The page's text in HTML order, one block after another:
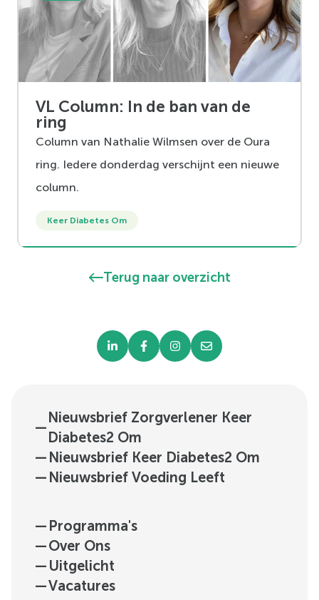
VL Column: In de ban van de
ring
Column van Nathalie Wilmsen over de Oura
ring. Iedere donderdag verschijnt een nieuwe
column.
Keer Diabetes Om
Terug naar overzicht
—
Nieuwsbrief Zorgverlener Keer
Diabetes2 Om
— Nieuwsbrief Keer Diabetes2 Om
— Nieuwsbrief Voeding Leeft
— Programma's
—Over Ons
— Uitgelicht
—Vacatures